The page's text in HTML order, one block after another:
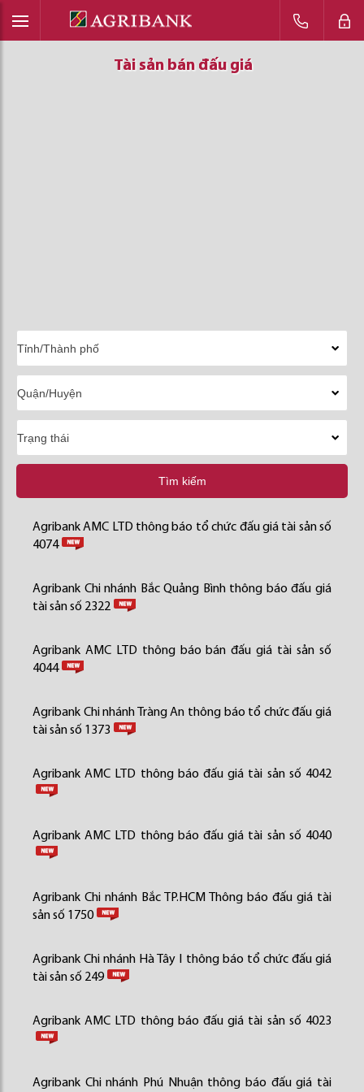
Tài sản bán đấu giá
Tài sản bán đấu giá
Tài sản bán đấu giá
Tìm kiếm
Agribank AMC LTD thông báo tổ chức đấu giá tài sản số
4074
Agribank Chi nhánh Bắc Quảng Bình thông báo đấu giá
tài sản số 2322
Agribank AMC LTD thông báo bán đấu giá tài sản số
4044
Agribank Chi nhánh Tràng An thông báo tổ chức đấu giá
tài sản số 1373
Agribank AMC LTD thông báo đấu giá tài sản số 4042
Agribank AMC LTD thông báo đấu giá tài sản số 4040
Agribank Chi nhánh Bắc TP.HCM Thông báo đấu giá tài
sản số 1750
Agribank Chi nhánh Hà Tây I thông báo tổ chức đấu giá
tài sản số 249
Agribank AMC LTD thông báo đấu giá tài sản số 4023
Agribank Chi nhánh Phú Nhuận thông báo đấu giá tài